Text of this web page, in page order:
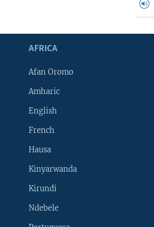
AFRICA
Afan Oromo
Amharic
English
French
Hausa
Kinyarwanda
Kirundi
Ndebele